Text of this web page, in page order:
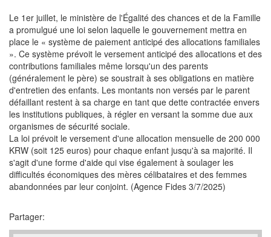
Le 1er juillet, le ministère de l'Égalité des chances et de la Famille
a promulgué une loi selon laquelle le gouvernement mettra en
place le « système de paiement anticipé des allocations familiales
». Ce système prévoit le versement anticipé des allocations et des
contributions familiales même lorsqu'un des parents
(généralement le père) se soustrait à ses obligations en matière
d'entretien des enfants. Les montants non versés par le parent
défaillant restent à sa charge en tant que dette contractée envers
les institutions publiques, à régler en versant la somme due aux
organismes de sécurité sociale.
La loi prévoit le versement d'une allocation mensuelle de 200 000
KRW (soit 125 euros) pour chaque enfant jusqu'à sa majorité. Il
s'agit d'une forme d'aide qui vise également à soulager les
difficultés économiques des mères célibataires et des femmes
abandonnées par leur conjoint. (Agence Fides 3/7/2025)
Partager: